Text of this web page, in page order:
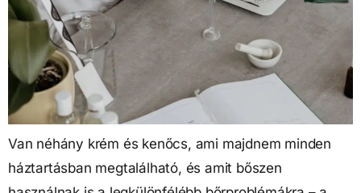
Van néhány krém és kenőcs, ami majdnem minden
háztartásban megtalálható, és amit bőszen